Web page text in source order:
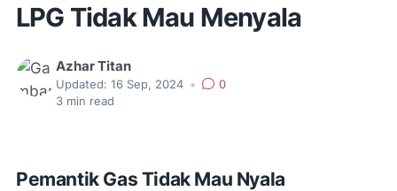
LPG Tidak Mau Menyala
Azhar Titan
Updated: 16 Sep, 2024 •
0
3 min read
Pemantik Gas Tidak Mau Nyala